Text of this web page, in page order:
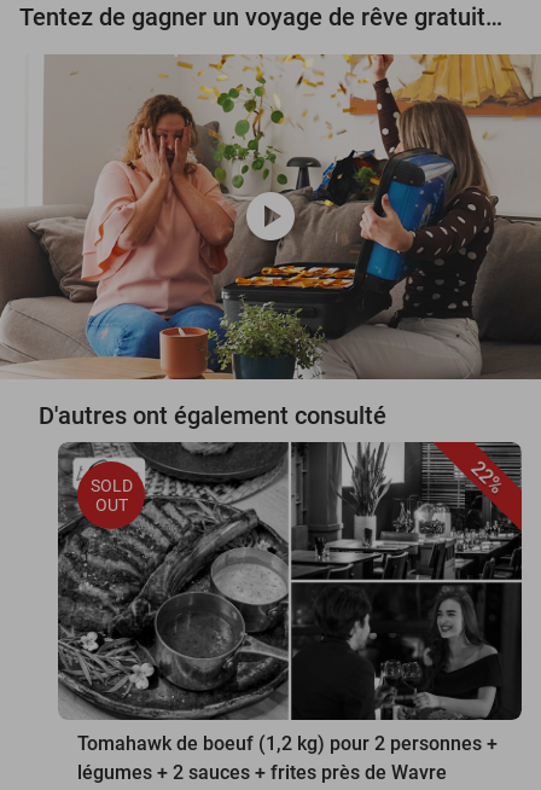
Tentez de gagner un voyage de rêve gratuit d'une valeur de 3.000 € !
play_circle
D'autres ont également consulté
22%
SOLD
OUT
Tomahawk de boeuf (1,2 kg) pour 2 personnes +
légumes + 2 sauces + frites près de Wavre